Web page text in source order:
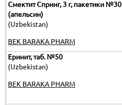
Смектит Спринг, 3 г, пакетики №30
(апельсин)
(Uzbekistan)
BEK BARAKA PHARM
Еринит, таб. №50
(Uzbekistan)
BEK BARAKA PHARM